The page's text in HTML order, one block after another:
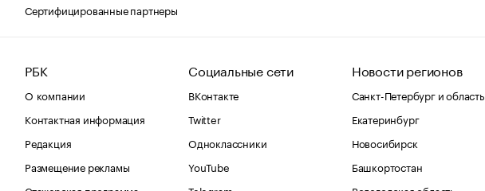
Сертифицированные партнеры
РБК
О компании
Контактная информация
Редакция
Размещение рекламы
Социальные сети
ВКонтакте
Twitter
Одноклассники
YouTube
Новости регионов
Санкт-Петербург и область
Екатеринбург
Новосибирск
Башкортостан